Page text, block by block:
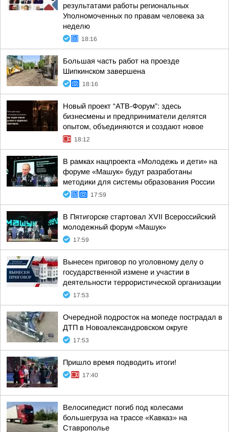
результатами работы региональных
Уполномоченных по правам человека за
неделю
18:16
Большая часть работ на проезде
Шипкинском завершена
18:16
Новый проект “АТВ-Форум”: здесь
бизнесмены и предприниматели делятся
опытом, объединяются и создают новое
18:12
В рамках нацпроекта «Молодежь и дети» на
форуме «Машук» будут разработаны
методики для системы образования России
17:59
В Пятигорске стартовал XVII Всероссийский
молодежный форум «Машук»
17:59
Вынесен приговор по уголовному делу о
государственной измене и участии в
деятельности террористической организации
17:53
Очередной подросток на мопеде пострадал в
ДТП в Новоалександровском округе
17:53
Пришло время подводить итоги!
17:40
Велосипедист погиб под колесами
большегруза на трассе «Кавказ» на
Ставрополье